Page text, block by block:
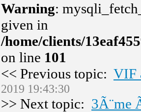
Warning:
given in
/home/clients/
on line 101
<< Previous topic: VIF
2019 19:43:30
>> Next topic: 3Ã¨me